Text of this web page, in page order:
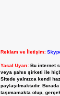
Reklam ve İletişim:
Yasal Uyarı: Bu internet
veya şahıs şirketi ile
Sitede yalnızca kendi
paylaşılmaktadır.
taşımamakta olup,